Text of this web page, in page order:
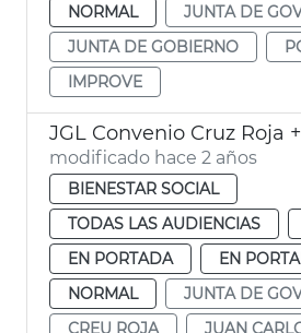
NORMAL
JUNTA DE
JUNTA DE GOBIERNO
IMPROVE
JGL Convenio Cruz Roja
modificado hace 2 años
BIENESTAR SOCIAL
TODAS LAS AUDIENCIAS
EN PORTADA
EN
NORMAL
JUNTA DE
CREU ROJA
JUAN